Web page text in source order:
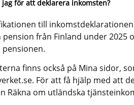
jag för att deklarera inkomsten?
till
pension från Finland under 2025
pensionen.
finns också på Mina sidor,
För att få hjälp med att
Räkna om utländska